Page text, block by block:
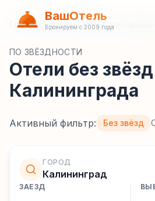
ВашОтель
Бронируем с 2009 года
Главная Гостиницы/Россия
ПО ЗВЁЗДНОСТИ
Отели без звёзд
Калининграда
Активный фильтр: Без звёзд
ГОРОД
Калининград
ЗАЕЗД